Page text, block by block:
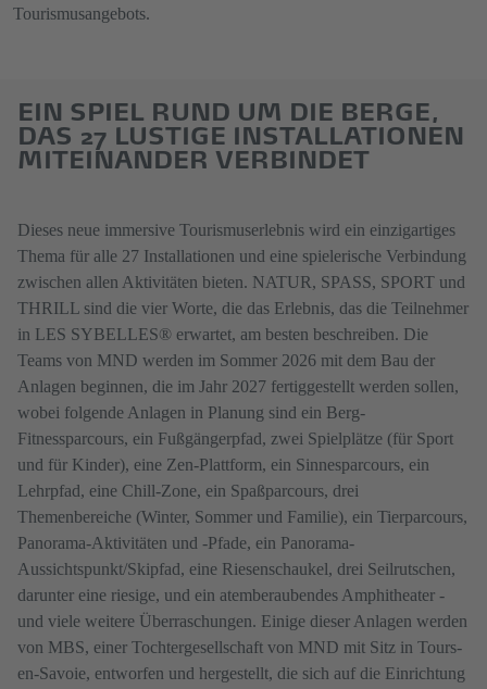
Tourismusangebots.
EIN SPIEL RUND UM DIE BERGE,
DAS 27 LUSTIGE INSTALLATIONEN
MITEINANDER VERBINDET
Dieses neue immersive Tourismuserlebnis wird ein einzigartiges
Thema für alle 27 Installationen und eine spielerische Verbindung
zwischen allen Aktivitäten bieten. NATUR, SPASS, SPORT und
THRILL sind die vier Worte, die das Erlebnis, das die Teilnehmer
in LES SYBELLES® erwartet, am besten beschreiben. Die
Teams von MND werden im Sommer 2026 mit dem Bau der
Anlagen beginnen, die im Jahr 2027 fertiggestellt werden sollen,
wobei folgende Anlagen in Planung sind ein Berg-
Fitnessparcours, ein Fußgängerpfad, zwei Spielplätze (für Sport
und für Kinder), eine Zen-Plattform, ein Sinnesparcours, ein
Lehrpfad, eine Chill-Zone, ein Spaßparcours, drei
Themenbereiche (Winter, Sommer und Familie), ein Tierparcours,
Panorama-Aktivitäten und -Pfade, ein Panorama-
Aussichtspunkt/Skipfad, eine Riesenschaukel, drei Seilrutschen,
darunter eine riesige, und ein atemberaubendes Amphitheater -
und viele weitere Überraschungen. Einige dieser Anlagen werden
von MBS, einer Tochtergesellschaft von MND mit Sitz in Tours-
en-Savoie, entworfen und hergestellt, die sich auf die Einrichtung